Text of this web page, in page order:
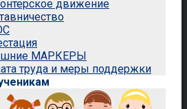
движение
МАРКЕРЫ
труда и меры поддержки